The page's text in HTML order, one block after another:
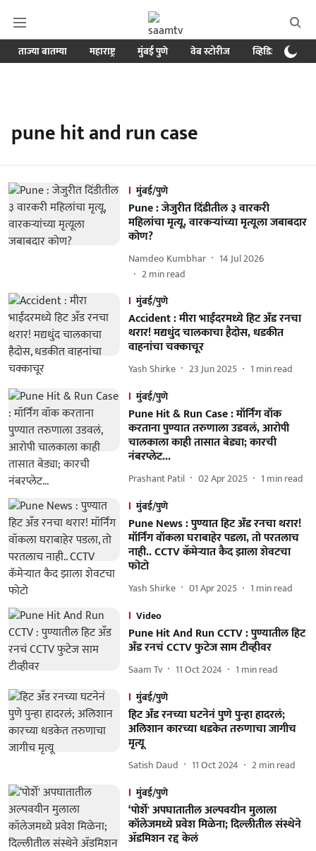
ताज्या बातम्या महाराष्ट्र मुंबई पुणे वेब स्टोरीज व्हिडिओ
pune hit and run case
मुंबई/पुणे
Pune : जेजुरीत दिंडीतील ३ वारकरी
महिलांचा मृत्यू, वारकऱ्यांच्या मृत्यूला जबाबदार
कोण?
Namdeo Kumbhar
14 Jul 2026
2min read
मुंबई/पुणे
Accident : मीरा भाईंदरमध्ये हिट अँड रनचा
थरार! मद्यधुंद चालकाचा हैदोस, धडकीत
वाहनांचा चक्काचूर
Yash Shirke 23 Jun 2025 1 min read
मुंबई/पुणे
Pune Hit & Run Case : मॉर्निंग वॉक
करताना पुण्यात तरुणाला उडवलं, आरोपी
चालकाला काही तासात बेड्या; कारची
नंबरप्लेट...
Prashant Patil 02 Apr 2025 1 min read
मुंबई/पुणे
Pune News : पुण्यात हिट अँड रनचा थरार!
मॉर्निंग वॉकला घराबाहेर पडला, तो परतलाच
नाही.. CCTV कॅमेऱ्यात कैद झाला शेवटचा
फोटो
Yash Shirke 01 Apr 2025 1 min read
Video
Pune Hit And Run CCTV : पुण्यातील हिट
अँड रनचं CCTV फुटेज साम टीव्हीवर
Saam Tv 11 Oct 2024 1 min read
मुंबई/पुणे
हिट अँड रनच्या घटनेनं पुणे पुन्हा हादरलं;
अलिशान कारच्या धडकेत तरुणाचा जागीच
मृत्यू
Satish Daud 11 Oct 2024 2min read
मुंबई/पुणे
‘पोर्शे' अपघातातील अल्पवयीन मुलाला
कॉलेजमध्ये प्रवेश मिळेना; दिल्लीतील संस्थेने
ॲडमिशन रद्द केलं